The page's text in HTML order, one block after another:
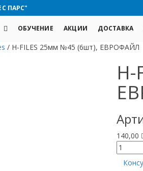
ПАРС"
ОБУЧЕНИЕ АКЦИИ ДОСТАВКА
/ Н-FILES 25мм №45 (6шт), ЕВРОФАЙЛ
Н-
140,00
товара
Н-